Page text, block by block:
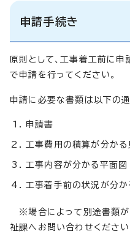
申請手続き
原則として、工事着工前に申
で申請を行ってください。
申請に必要な書類は以下の通
申請書
工事費用の積算が分かる
工事内容が分かる平面図
工事着手前の状況が分か
※場合によって別途書類が
祉課へお問い合わせください